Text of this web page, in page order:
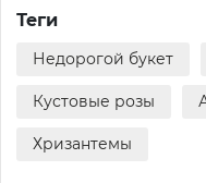
Теги
Недорогой букет
Кустовые розы
Хризантемы